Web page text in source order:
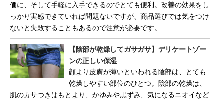
価に、そして手軽に入手できるのでとても便利。改善の効果をし
っかり実感できていれば問題ないですが、商品選びでは気をつけ
ないと失敗することもあるので注意が必要です。
【陰部が乾燥してガサガサ】デリケートゾー
ンの正しい保湿
顔より皮膚が薄いといわれる陰部は、とても
乾燥しやすい部位のひとつ。陰部の乾燥は、
肌のカサつきはもとより、かゆみや黒ずみ、気になるニオイなど